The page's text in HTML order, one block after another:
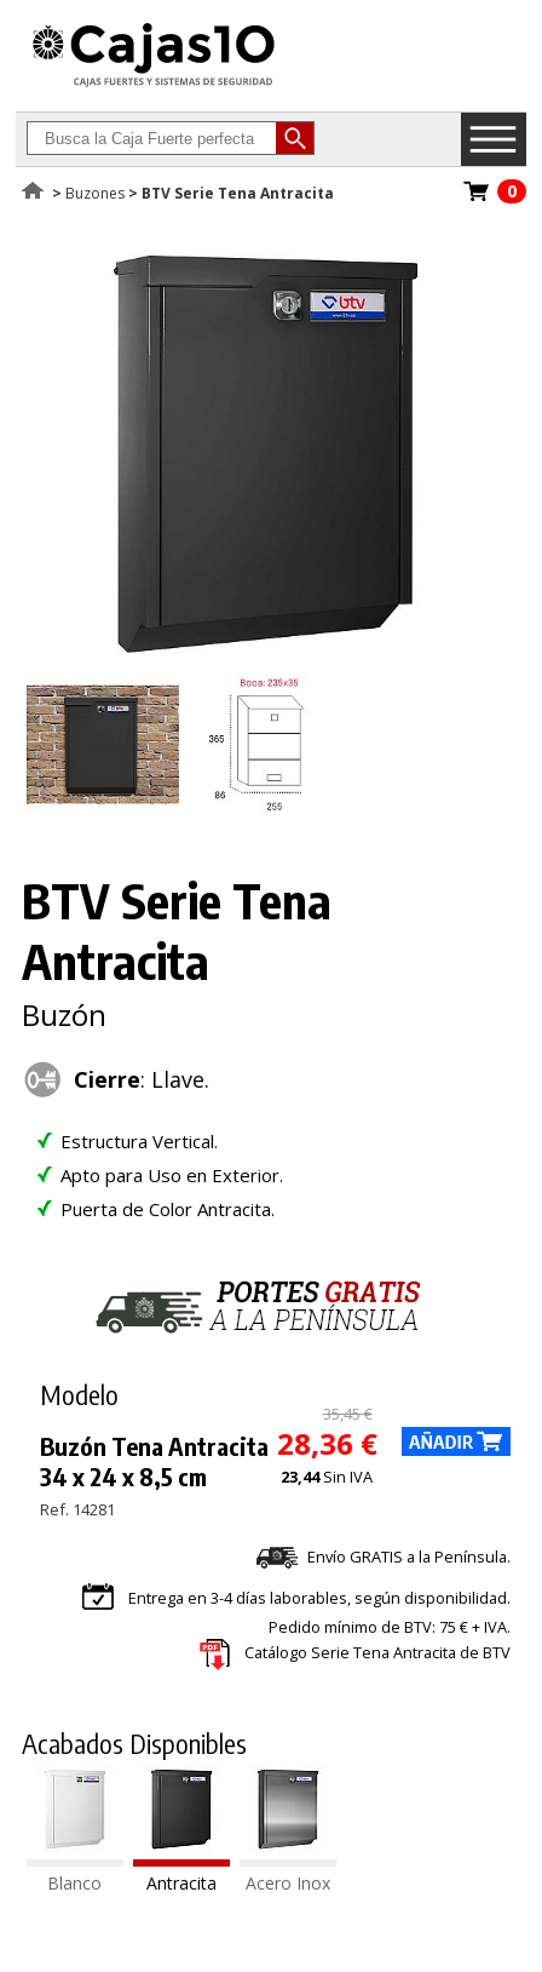
> Buzones > BTV Serie Tena Antracita 0
BTV Serie Tena
Antracita
Buzón
Cierre: Llave.
Estructura Vertical.
Apto para Uso en Exterior.
Puerta de Color Antracita.
Modelo
Buzón Tena Antracita
34 x 24 x 8,5 cm
Ref. 14281
35,45 €
28,36 €
23,44Sin IVA
Envío GRATIS a la Península.
Entrega en 3-4 días laborables, según disponibilidad.
Pedido mínimo de BTV: 75 € + IVA.
Catálogo Serie Tena Antracita de BTV
Acabados Disponibles
Blanco Antracita Acero Inox